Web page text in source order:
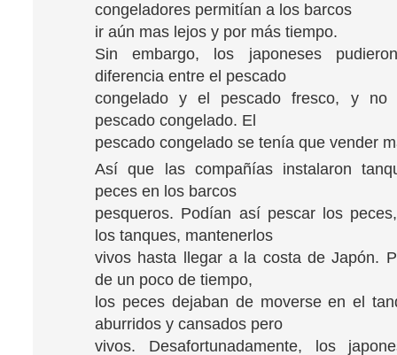
congeladores permitían a los barcos
ir aún mas lejos y por más tiempo.
Sin embargo, los japoneses
diferencia entre el pescado
congelado y el pescado fresco, y no
pescado congelado. El
pescado congelado se tenía que vender
Así que las compañías instalaron
peces en los barcos
pesqueros. Podían así pescar los
los tanques, mantenerlos
vivos hasta llegar a la costa de Japón.
de un poco de tiempo,
los peces dejaban de moverse en el
aburridos y cansados pero
vivos. Desafortunadamente, los